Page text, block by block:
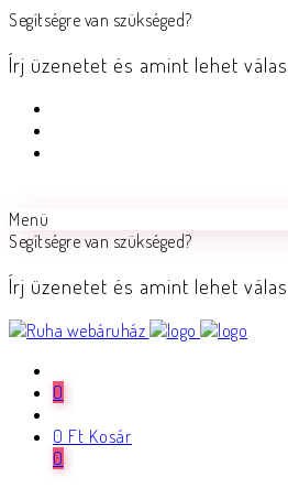
Segítségre van szükséged?
Írj üzenetet és amint lehet
Menü
Segítségre van szükséged?
Írj üzenetet és amint lehet
0
0 Ft Kosár
0